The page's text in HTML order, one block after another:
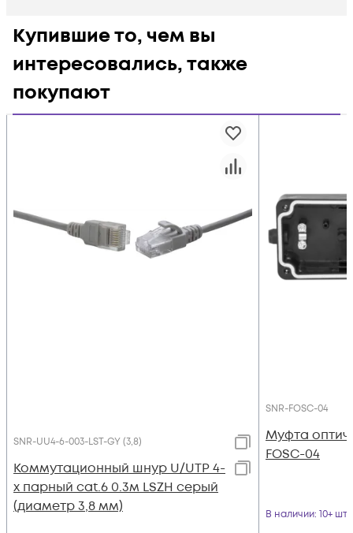
Купившие то, чем вы
интересовались, также
покупают
SNR-UU4-6-003-LST-GY (3,8)
Коммутационный шнур U/UTP 4-
х парный cat.6 0.3м LSZH серый
(диаметр 3,8 мм)
SNR-FOSC-04
Муфта
FOSC-04
В наличии: 10+ шт